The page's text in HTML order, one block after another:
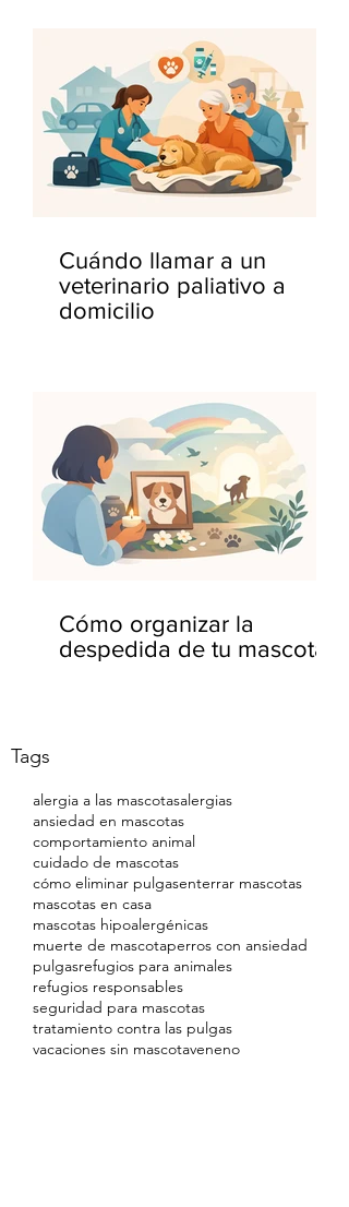
Cuándo llamar a un
veterinario paliativo a
domicilio
Cómo organizar la
despedida de tu mascota
Tags
alergia a las mascotasalergias
ansiedad en mascotas
comportamiento animal
cuidado de mascotas
cómo eliminar pulgasenterrar mascotas
mascotas en casa
mascotas hipoalergénicas
muerte de mascotaperros con ansiedad
pulgasrefugios para animales
refugios responsables
seguridad para mascotas
tratamiento contra las pulgas
vacaciones sin mascotaveneno